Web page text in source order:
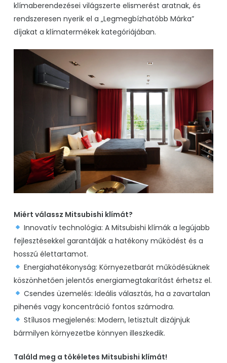
klímaberendezései világszerte elismerést aratnak, és
rendszeresen nyerik el a „Legmegbízhatóbb Márka”
díjakat a klímatermékek kategóriájában.
Miért válassz Mitsubishi klímát?
Innovatív technológia: A Mitsubishi klímák a legújabb
fejlesztésekkel garantálják a hatékony működést és a
hosszú élettartamot.
Energiahatékonyság: Környezetbarát működésüknek
köszönhetően jelentős energiamegtakarítást érhetsz el.
Csendes üzemelés: Ideális választás, ha a zavartalan
pihenés vagy koncentráció fontos számodra.
Stílusos megjelenés: Modern, letisztult dizájnjuk
bármilyen környezetbe könnyen illeszkedik.
Találd meg a tökéletes Mitsubishi klímát!